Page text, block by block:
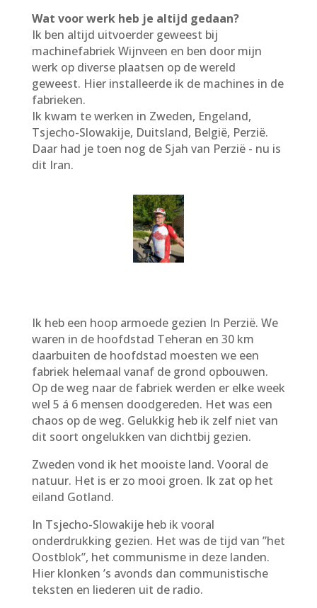
Wat voor werk heb je altijd gedaan?
Ik ben altijd uitvoerder geweest bij
machinefabriek Wijnveen en ben door mijn
werk op diverse plaatsen op de wereld
geweest. Hier installeerde ik de machines in de
fabrieken.
Ik kwam te werken in Zweden, Engeland,
Tsjecho-Slowakije, Duitsland, België, Perzië.
Daar had je toen nog de Sjah van Perzië - nu is
dit Iran.
Ik heb een hoop armoede gezien In Perzië. We
waren in de hoofdstad Teheran en 30 km
daarbuiten de hoofdstad moesten we een
fabriek helemaal vanaf de grond opbouwen.
Op de weg naar de fabriek werden er elke week
wel 5 á 6 mensen doodgereden. Het was een
chaos op de weg. Gelukkig heb ik zelf niet van
dit soort ongelukken van dichtbij gezien.
Zweden vond ik het mooiste land. Vooral de
natuur. Het is er zo mooi groen. Ik zat op het
eiland Gotland.
In Tsjecho-Slowakije heb ik vooral
onderdrukking gezien. Het was de tijd van ”het
Oostblok”, het communisme in deze landen.
Hier klonken ’s avonds dan communistische
teksten en liederen uit de radio.